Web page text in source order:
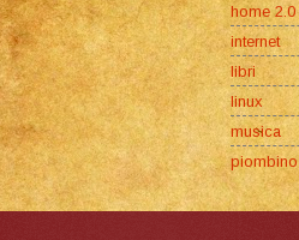
home 2.0
internet
libri
linux
musica
piombino